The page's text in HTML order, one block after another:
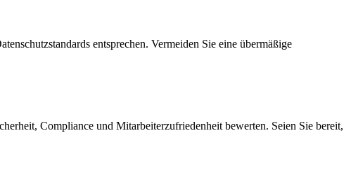
entsprechen. Vermeiden Sie eine übermäßige
Compliance und Mitarbeiterzufriedenheit bewerten. Seien Sie bereit,